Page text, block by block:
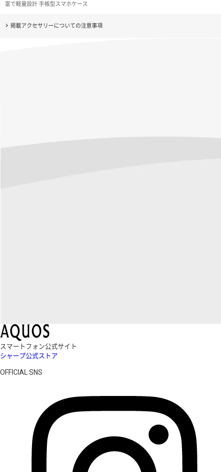
富で軽量設計 手帳型スマホケース
掲載アクセサリーについての注意事項
スマートフォン公式サイト
シャープ公式ストア
OFFICIAL SNS